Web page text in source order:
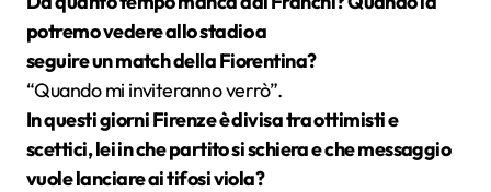
potremo vedere allo stadio a
seguire un match della Fiorentina?
“Quando mi inviteranno verrò”.
In questi giorni Firenze è divisa tra ottimisti e
scettici, lei in che partito si schiera e che messaggio
vuole lanciare ai tifosi viola?